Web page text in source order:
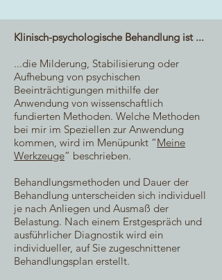
Klinisch-psychologische Behandlung ist ...
...die Milderung, Stabilisierung oder
Aufhebung von psychischen
Beeinträchtigungen mithilfe der
Anwendung von wissenschaftlich
fundierten Methoden. Welche Methoden
bei mir im Speziellen zur Anwendung
kommen, wird im Menüpunkt “Meine
Werkzeuge” beschrieben.
Behandlungsmethoden und Dauer der
Behandlung unterscheiden sich individuell
je nach Anliegen und Ausmaß der
Belastung. Nach einem Erstgespräch und
ausführlicher Diagnostik wird ein
individueller, auf Sie zugeschnittener
Behandlungsplan erstellt.